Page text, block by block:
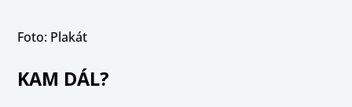
Foto: Plakát
KAM DÁL?